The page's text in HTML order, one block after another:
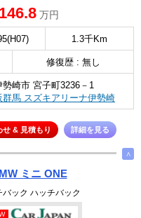
146.8 万円
1.3千Km
修復歴 : 無し
勢崎市 宮子町3236－1
群馬 スズキアリーナ伊勢崎
せ & 見積もり 詳細を見る
∧
ミニ ONE
バック ハッチバック